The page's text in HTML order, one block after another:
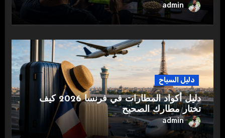
admin
دليل السياح
دليل أكواد المطارات في فرنسا 2026 كيف
تختار مطارك الصحيح
admin